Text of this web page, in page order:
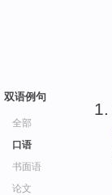
双语例句
全部
口语
书面语
论文